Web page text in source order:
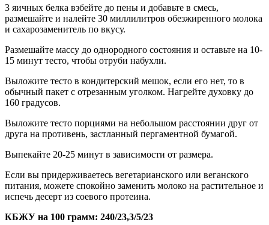
3 яичных белка взбейте до пены и добавьте в смесь,
размешайте и налейте 30 миллилитров обезжиренного молока
и сахарозаменитель по вкусу.
Размешайте массу до однородного состояния и оставьте на 10-
15 минут тесто, чтобы отруби набухли.
Выложите тесто в кондитерский мешок, если его нет, то в
обычный пакет с отрезанным уголком. Нагрейте духовку до
160 градусов.
Выложите тесто порциями на небольшом расстоянии друг от
друга на противень, застланный пергаментной бумагой.
Выпекайте 20-25 минут в зависимости от размера.
Если вы придерживаетесь вегетарианского или веганского
питания, можете спокойно заменить молоко на растительное и
испечь десерт из соевого протеина.
КБЖУ на 100 грамм: 240/23,3/5/23